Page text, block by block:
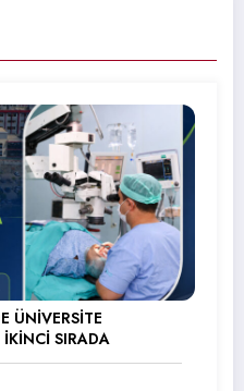
ÜNİVERSİTE
SIRADA